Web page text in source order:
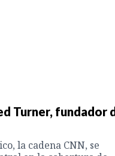
Turner, fundador
la cadena CNN, se